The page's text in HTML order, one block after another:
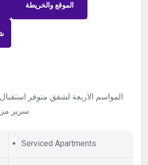
الموقع والخريطة
سرير
Serviced Apartments